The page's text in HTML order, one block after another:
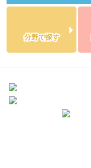
分野で探す